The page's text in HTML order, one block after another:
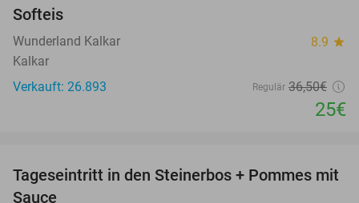
Softeis
Wunderland Kalkar 8.9 star
Kalkar
Verkauft: 26.893
Regulär 36,50€
25€
37%
Tageseintritt in den Steinerbos + Pommes mit
Sauce